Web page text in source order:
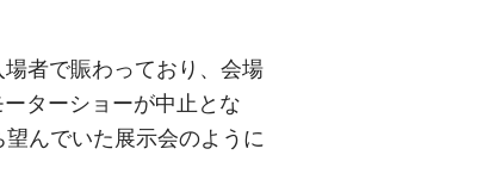
者で賑わっており、会場
ターショーが中止とな
んでいた展示会のように